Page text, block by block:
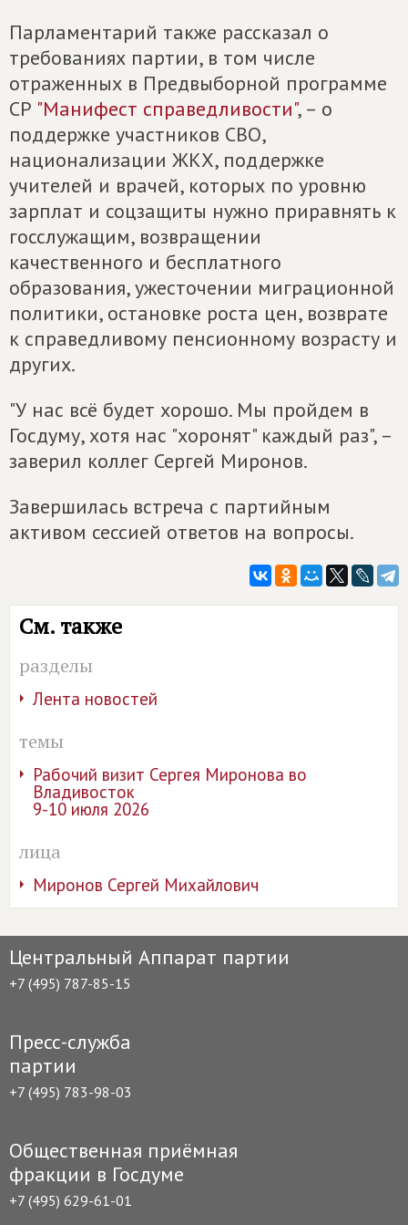
Парламентарий также рассказал о
требованиях партии, в том числе
отраженных в Предвыборной программе
СР "Манифест справедливости", – о
поддержке участников СВО,
национализации ЖКХ, поддержке
учителей и врачей, которых по уровню
зарплат и соцзащиты нужно приравнять к
госслужащим, возвращении
качественного и бесплатного
образования, ужесточении миграционной
политики, остановке роста цен, возврате
к справедливому пенсионному возрасту и
других.
"У нас всё будет хорошо. Мы пройдем в
Госдуму, хотя нас "хоронят" каждый раз", –
заверил коллег Сергей Миронов.
Завершилась встреча с партийным
активом сессией ответов на вопросы.
См. также
разделы
Лента новостей
темы
Рабочий визит Сергея Миронова во
Владивосток
9-10 июля 2026
лица
Миронов Сергей Михайлович
Центральный Аппарат партии
+7 (495) 787-85-15
Пресс-служба
партии
+7 (495) 783-98-03
Общественная приёмная
фракции в Госдуме
+7 (495) 629-61-01